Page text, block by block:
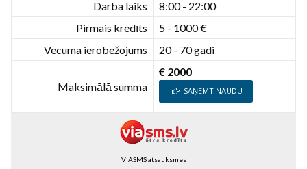
Darba laiks
8:00 - 22:00
Pirmais kredīts
5 - 1000 €
Vecuma ierobežojums
20 - 70 gadi
Maksimālā summa
€ 2000
SAŅEMT NAUDU
VIASMS atsauksmes